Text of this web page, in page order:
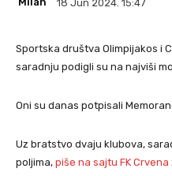
18 Jun 2024. 15:47
Sportska društva Olimpijakos i
saradnju podigli su na najviši
Oni su danas potpisali
Uz bratstvo dvaju klubova,
poljima, piše na sajtu FK Crvena